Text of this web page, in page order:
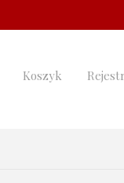
Koszyk